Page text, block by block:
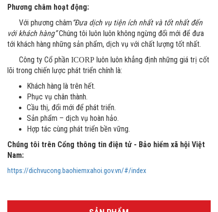
Phương châm hoạt động:
Với phương châm “Đưa dịch vụ tiện ích nhất và tốt nhất đến
với khách hàng”Chúng tôi luôn luôn không ngừng đổi mới để đưa
tới khách hàng những sản phẩm, dịch vụ với chất lượng tốt nhất.
Công ty Cổ phần ICORP luôn luôn khẳng định những giá trị cốt
lõi trong chiến lược phát triển chính là:
Khách hàng là trên hết.
Phục vụ chân thành.
Cầu thị, đổi mới để phát triển.
Sản phẩm – dịch vụ hoàn hảo.
Hợp tác cùng phát triển bền vững.
Chúng tôi trên Cổng thông tin điện tử - Bảo hiểm xã hội Việt
Nam:
https://dichvucong.baohiemxahoi.gov.vn/#/index